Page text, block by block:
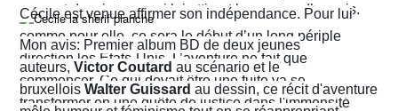
prenant des risques qui lui attirent beaucoup d’ennuis.
Cécile est venue affirmer son indépendance. Pour lui
comme pour elle, ce sera le début d’un long périple
direction les États-Unis. L’aventure ne fait que
commencer. Ce qui devait être une fuite va se
transformer en une quête de justice dans l'immensité
Mon avis: Premier album BD de deux jeunes
auteurs, Victor Coutard au scénario et le
bruxellois Walter Guissard au dessin, ce récit d'aventure